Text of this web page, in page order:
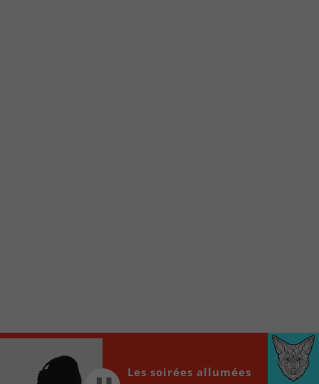
locale vous sont maintenant accessibles en un clic!
Audio
Player
00:00
Les soirées allumées